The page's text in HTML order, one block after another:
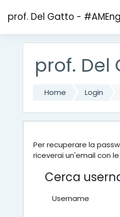
prof. Del Gatto -
prof. Del
Home Login
Per recuperare la
riceverai un'email con
Cerca
Username